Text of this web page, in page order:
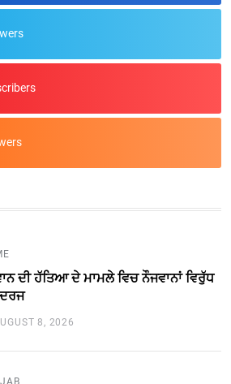
ਦੀ ਹੱਤਿਆ ਦੇ ਮਾਮਲੇ ਵਿਚ ਨੌਜਵਾਨਾਂ ਵਿਰੁੱਧ
8, 2026